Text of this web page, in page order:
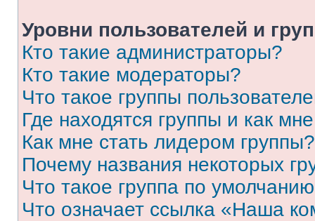
Уровни пользователей и
Кто такие администраторы?
Кто такие модераторы?
Что такое группы
Где находятся группы и как
Как мне стать лидером группы?
Почему названия некоторых
Что такое группа по
Что означает ссылка «Наша